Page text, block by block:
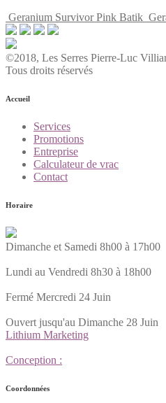
Geranium Survivor Pink Batik
©2018, Les Serres Pierre-Luc
Tous droits réservés
Accueil
Services
Promotions
Entreprise
Calculateur de vrac
Contact
Horaire
Dimanche et Samedi 8h00 à 17h00
Lundi au Vendredi 8h30 à 18h00
Fermé Mercredi 24 Juin
Ouvert jusqu'au Dimanche 28 Juin
Lithium Marketing
Conception :
Coordonnées